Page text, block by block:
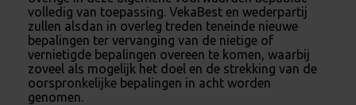
volledig van toepassing. VekaBest en wederpartij
zullen alsdan in overleg treden teneinde nieuwe
bepalingen ter vervanging van de nietige of
vernietigde bepalingen overeen te komen, waarbij
zoveel als mogelijk het doel en de strekking van de
oorspronkelijke bepalingen in acht worden
genomen.